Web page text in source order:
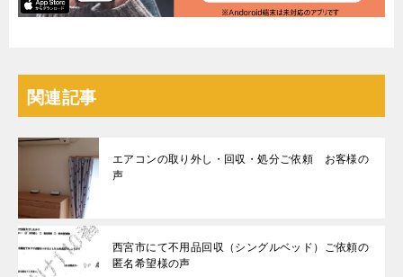
関連記事
エアコンの取り外し・回収・処分ご依頼 お客様の
声
西宮市にて不用品回収（シングルベッド）ご依頼の
匿名希望様の声